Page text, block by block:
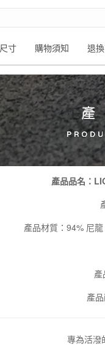
尺寸 購物須知 退
產品品名：
產品材質：94% 尼
產
專為活潑